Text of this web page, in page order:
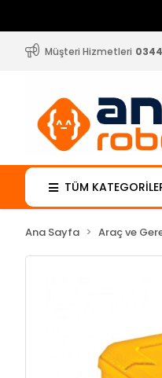
Müşteri Hizmetleri
TÜM
Ana Sayfa Araç ve